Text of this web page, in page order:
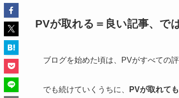
PVが取れる＝良い記事、で
ブログを始めた頃は、PVがすべての
でも続けていくうちに、 PVが取れて